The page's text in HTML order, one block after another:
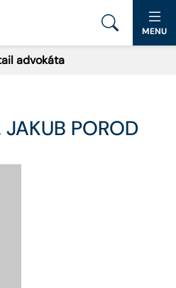
MENU
advokáta
POROD